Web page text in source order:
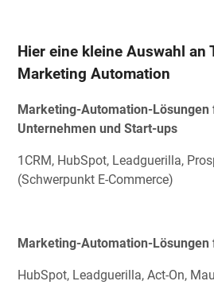
Hier eine kleine Auswahl an
Marketing Automation
Marketing-Automation-
Unternehmen und Start-ups
1CRM, HubSpot, Leadguerilla,
(Schwerpunkt E-Commerce)
Marketing-Automation-
HubSpot, Leadguerilla, Act-On,